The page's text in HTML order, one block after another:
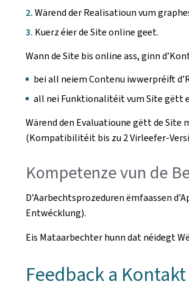
Wärend der Realisatioun vum
Kuerz éier de Site online geet.
Wann de Site bis online ass, ginn
bei all neiem Contenu iwwerpréift
all nei Funktionalitéit vum Site gëtt
Wärend den Evaluatioune gëtt de Site
(Kompatibilitéit bis zu 2 Virleefer-
Kompetenze vun de
D’Aarbechtsprozeduren ëmfaassen
Entwécklung).
Eis Mataarbechter hunn dat néidegt
Feedback a Kontakt